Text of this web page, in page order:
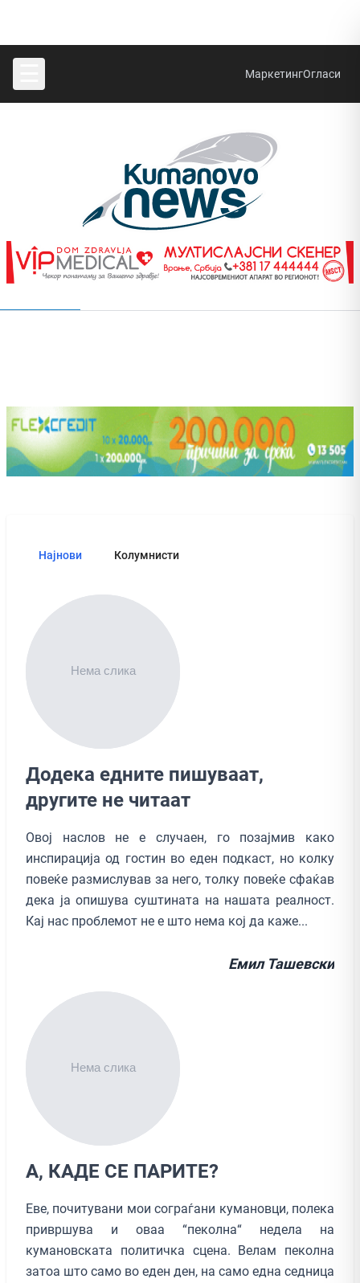
МаркетингОгласи
Најнови Колумнисти
Додека едните пишуваат,
другите не читаат
Овој наслов не е случаен, го позајмив како
инспирација од гостин во еден подкаст, но колку
повеќе размислував за него, толку повеќе сфаќав
дека ја опишува суштината на нашата реалност.
Кај нас проблемот не е што нема кој да каже...
Емил Ташевски
А, КАДЕ СЕ ПАРИТЕ?
Еве, почитувани мои сограѓани кумановци, полека
привршува и оваа “пеколна“ недела на
кумановската политичка сцена. Велам пеколна
затоа што само во еден ден, на само една седница